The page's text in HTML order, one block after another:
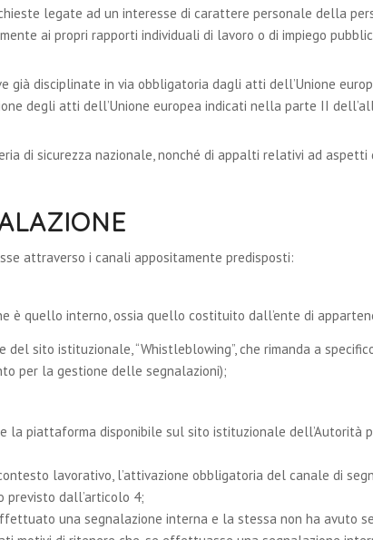
legate ad un interesse di carattere personale della
ai propri rapporti individuali di lavoro o di impiego
già disciplinate in via obbligatoria dagli atti dell’Unione
degli atti dell’Unione europea indicati nella parte II
di sicurezza nazionale, nonché di appalti relativi ad
attraverso i canali appositamente predisposti:
è quello interno, ossia quello costituito dall’ente di
sito istituzionale, “Whistleblowing”, che rimanda a
per la gestione delle segnalazioni);
la piattaforma disponibile sul sito istituzionale dell’Autorità
lavorativo, l’attivazione obbligatoria del canale di
previsto dall’articolo 4;
una segnalazione interna e la stessa non ha avuto